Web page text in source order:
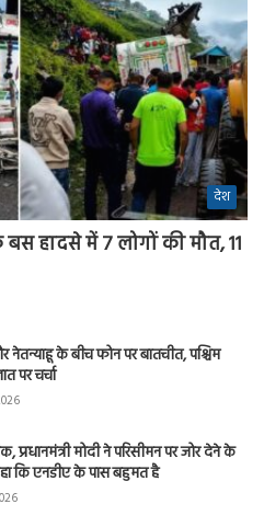
देश
हादसे में 7 लोगों की मौत, 11
नेतन्याहू के बीच फोन पर बातचीत, पश्चिम
पर चर्चा
प्रधानमंत्री मोदी ने परिसीमन पर जोर देने के
कि एनडीए के पास बहुमत है